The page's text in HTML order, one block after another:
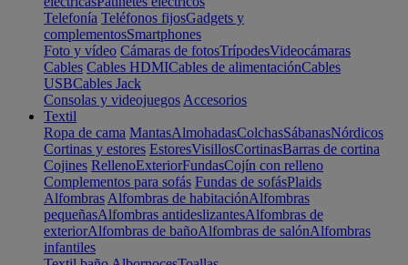
Telefonía Teléfonos fijosGadgets y
complementosSmartphones
Foto y vídeo Cámaras de fotosTrípodesVideocámaras
Cables Cables HDMICables de alimentaciónCables
USBCables Jack
Consolas y videojuegos Accesorios
Textil
Ropa de cama MantasAlmohadasColchasSábanasNórdicos
Cortinas y estores EstoresVisillosCortinasBarras de cortina
Cojines RellenoExteriorFundasCojín con relleno
Complementos para sofás Fundas de sofásPlaids
Alfombras Alfombras de habitaciónAlfombras
pequeñasAlfombras antideslizantesAlfombras de
exteriorAlfombras de bañoAlfombras de salónAlfombras
infantiles